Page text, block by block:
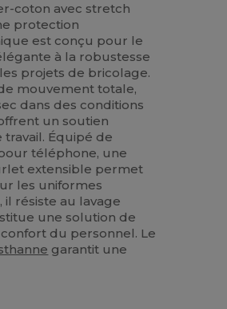
coton avec stretch
protection
est conçu pour le
à la robustesse
projets de bricolage.
mouvement totale,
dans des conditions
un soutien
Équipé de
téléphone, une
extensible permet
les uniformes
résiste au lavage
une solution de
du personnel. Le
garantit une